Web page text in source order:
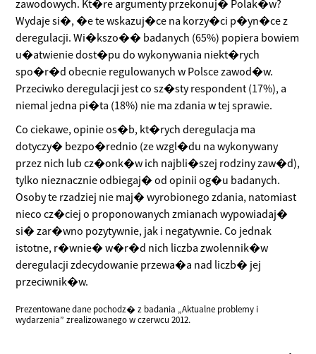
zawodowych. Kt�re argumenty przekonuj� Polak�w?
Wydaje si�, �e te wskazuj�ce na korzy�ci p�yn�ce z
deregulacji. Wi�kszo�� badanych (65%) popiera bowiem
u�atwienie dost�pu do wykonywania niekt�rych
spo�r�d obecnie regulowanych w Polsce zawod�w.
Przeciwko deregulacji jest co sz�sty respondent (17%), a
niemal jedna pi�ta (18%) nie ma zdania w tej sprawie.
Co ciekawe, opinie os�b, kt�rych deregulacja ma
dotyczy� bezpo�rednio (ze wzgl�du na wykonywany
przez nich lub cz�onk�w ich najbli�szej rodziny zaw�d),
tylko nieznacznie odbiegaj� od opinii og�u badanych.
Osoby te rzadziej nie maj� wyrobionego zdania, natomiast
nieco cz�ciej o proponowanych zmianach wypowiadaj�
si� zar�wno pozytywnie, jak i negatywnie. Co jednak
istotne, r�wnie� w�r�d nich liczba zwolennik�w
deregulacji zdecydowanie przewa�a nad liczb� jej
przeciwnik�w.
Prezentowane dane pochodz� z badania „Aktualne problemy i
wydarzenia” zrealizowanego w czerwcu 2012.